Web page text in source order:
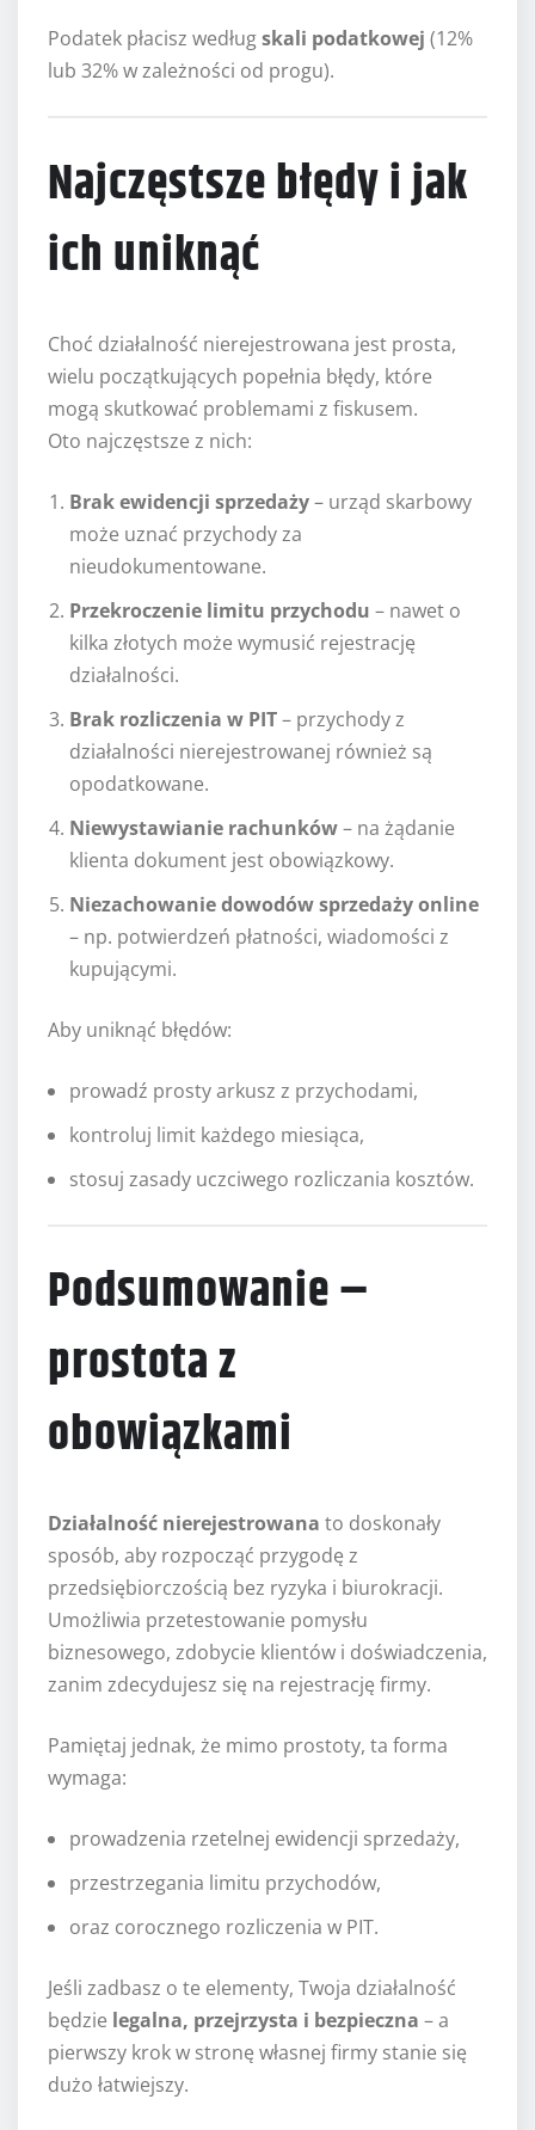
Podatek płacisz wedługskali podatkowej (12%
lub 32% w zależności od progu).
Najczęstsze błędy i jak
ich uniknąć
Choć działalność nierejestrowana jest prosta,
wielu początkujących popełnia błędy, które
mogą skutkować problemami z fiskusem.
Oto najczęstsze z nich:
Brak ewidencji sprzedaży– urząd skarbowy
może uznać przychody za
nieudokumentowane.
Przekroczenie limitu przychodu – nawet o
kilka złotych może wymusić rejestrację
działalności.
Brak rozliczenia w PIT– przychody z
działalności nierejestrowanej również są
opodatkowane.
Niewystawianie rachunków– na żądanie
klienta dokument jest obowiązkowy.
Niezachowanie dowodów sprzedaży online
– np. potwierdzeń płatności, wiadomości z
kupującymi.
Aby uniknąć błędów:
prowadź prosty arkusz z przychodami,
kontroluj limit każdego miesiąca,
stosuj zasady uczciwego rozliczania kosztów.
Podsumowanie –
prostota z
obowiązkami
Działalność nierejestrowana to doskonały
sposób, aby rozpocząć przygodę z
przedsiębiorczością bez ryzyka i biurokracji.
Umożliwia przetestowanie pomysłu
biznesowego, zdobycie klientów i doświadczenia,
zanim zdecydujesz się na rejestrację firmy.
Pamiętaj jednak, że mimo prostoty, ta forma
wymaga:
prowadzenia rzetelnej ewidencji sprzedaży,
przestrzegania limitu przychodów,
oraz corocznego rozliczenia w PIT.
Jeśli zadbasz o te elementy, Twoja działalność
będzie legalna, przejrzysta i bezpieczna – a
pierwszy krok w stronę własnej firmy stanie się
dużo łatwiejszy.